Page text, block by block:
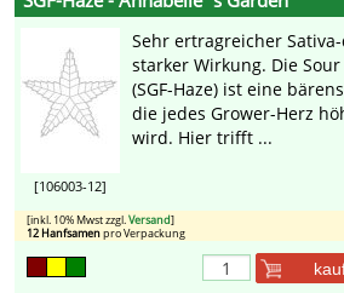
[106003-12]
Sehr ertragreicher
starker Wirkung. Die Sour
(SGF-Haze) ist eine
die jedes Grower-Herz
wird. Hier trifft ...
[inkl. 10% Mwst zzgl.Versand]
12 Hanfsamenpro Verpackung